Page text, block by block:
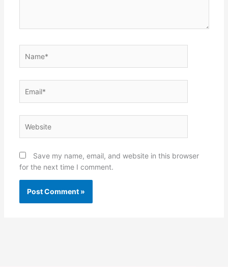
Save my name, email, and website in this browser
for the next time I comment.